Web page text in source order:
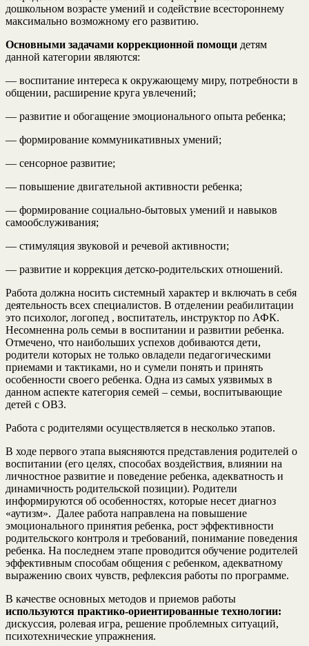
дошкольном возрасте умений и содействие всестороннему
максимально возможному его развитию.
Основными задачами коррекционной помощи детям
данной категории являются:
— воспитание интереса к окружающему миру, потребности в
общении, расширение круга увлечений;
— развитие и обогащение эмоционального опыта ребенка;
— формирование коммуникативных умений;
— сенсорное развитие;
— повышение двигательной активности ребенка;
— формирование социально-бытовых умений и навыков
самообслуживания;
— стимуляция звуковой и речевой активности;
— развитие и коррекция детско-родительских отношений.
Работа должна носить системный характер и включать в себя
деятельность всех специалистов. В отделении реабилитации
это психолог, логопед , воспитатель, инструктор по АФК.
Несомненна роль семьи в воспитании и развитии ребенка.
Отмечено, что наибольших успехов добиваются дети,
родители которых не только овладели педагогическими
приемами и тактиками, но и сумели понять и принять
особенности своего ребенка. Одна из самых уязвимых в
данном аспекте категория семей – семьи, воспитывающие
детей с ОВЗ.
Работа с родителями осуществляется в несколько этапов.
В ходе первого этапа выясняются представления родителей о
воспитании (его целях, способах воздействия, влиянии на
личностное развитие и поведение ребенка, адекватность и
динамичность родительской позиции). Родители
информируются об особенностях, которые несет диагноз
«аутизм». Далее работа направлена на повышение
эмоционального принятия ребенка, рост эффективности
родительского контроля и требований, понимание поведения
ребенка. На последнем этапе проводится обучение родителей
эффективным способам общения с ребенком, адекватному
выражению своих чувств, рефлексия работы по программе.
В качестве основных методов и приемов работы
используются практико-ориентированные технологии:
дискуссия, ролевая игра, решение проблемных ситуаций,
психотехнические упражнения.